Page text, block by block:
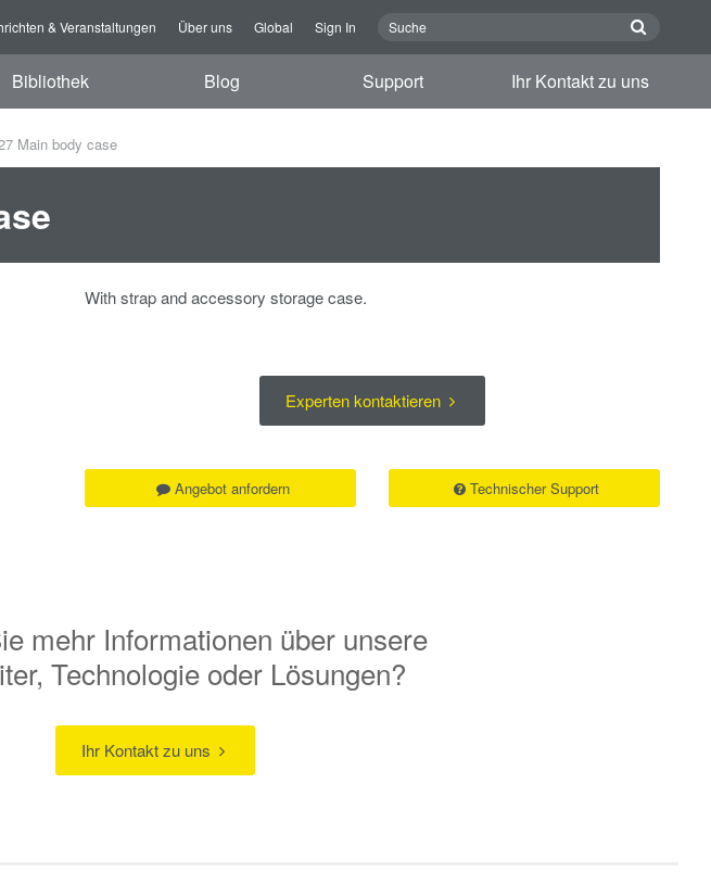
& Veranstaltungen Über uns Global Sign In
Bibliothek Blog Support Ihr Kontakt zu uns
Main body case
With strap and accessory storage case.
Experten kontaktieren
Angebot anfordern Technischer Support
mehr Informationen über unsere
Technologie oder Lösungen?
Ihr Kontakt zu uns